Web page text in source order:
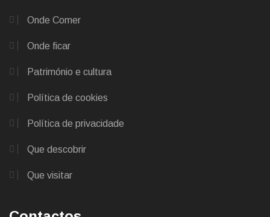
Onde Comer
Onde ficar
Património e cultura
Política de cookies
Política de privacidade
Que descobrir
Que visitar